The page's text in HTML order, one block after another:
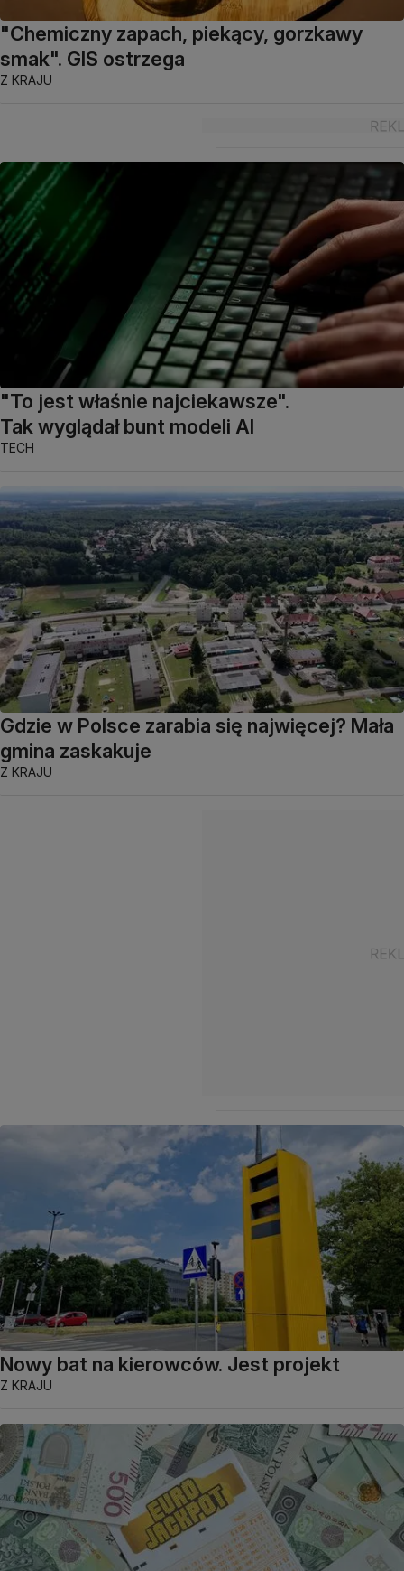
"Chemiczny zapach, piekący, gorzkawy
smak". GIS ostrzega
Z KRAJU
"To jest właśnie najciekawsze".
Tak wyglądał bunt modeli AI
TECH
Gdzie w Polsce zarabia się najwięcej? Mała
gmina zaskakuje
Z KRAJU
Nowy bat na kierowców. Jest projekt
Z KRAJU